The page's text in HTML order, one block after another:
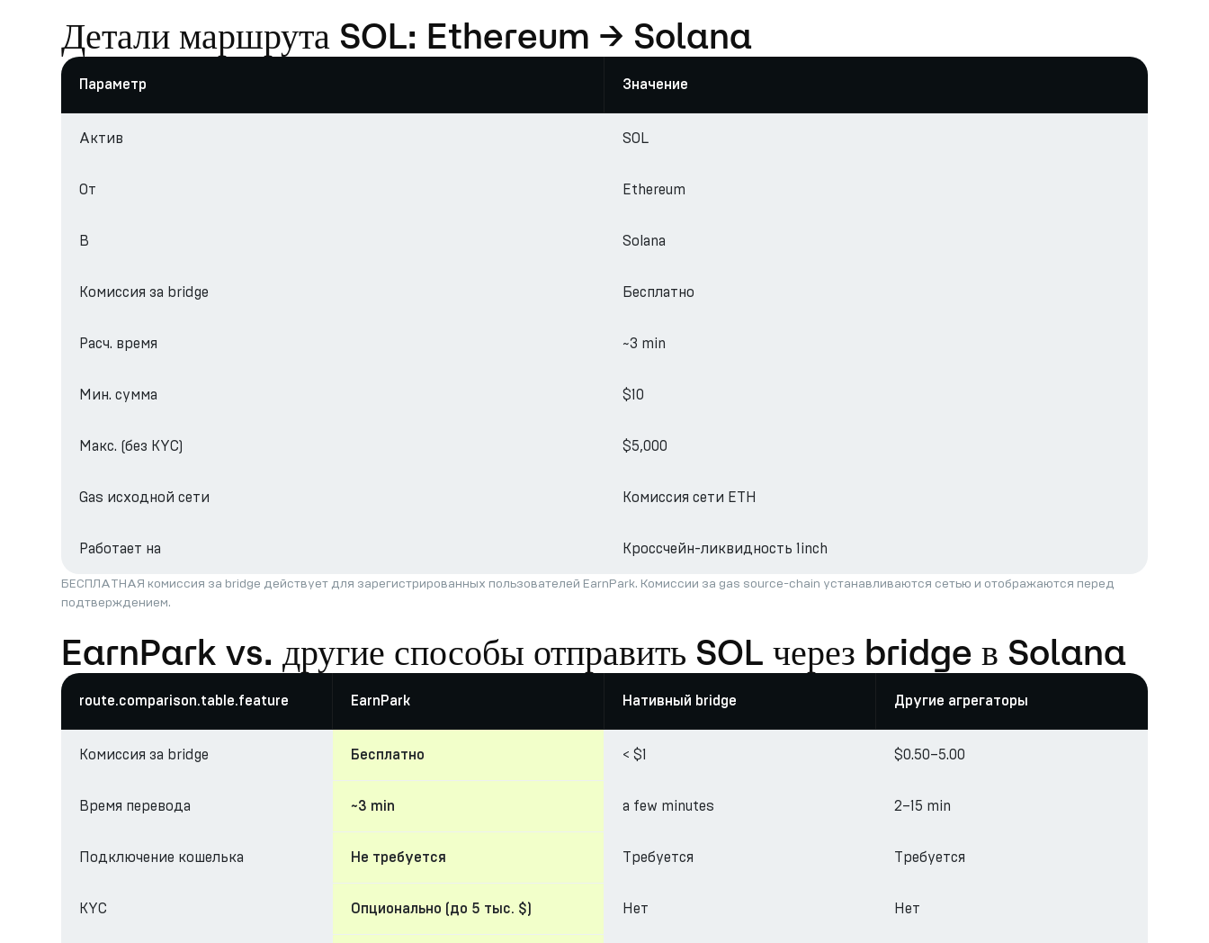
Детали маршрута SOL: Ethereum → Solana
Параметр Значение
Актив SOL
От Ethereum
В Solana
Комиссия за bridge Бесплатно
Расч. время ~3 min
Мин. сумма $10
Макс. (без KYC) $5,000
Gas исходной сети Комиссия сети ETH
Работает на Кроссчейн-ликвидность 1inch
БЕСПЛАТНАЯ комиссия за bridge действует для зарегистрированных пользователей EarnPark. Комиссии за gas source-chain устанавливаются сетью и отображаются перед
подтверждением.
EarnPark vs. другие способы отправить SOL через bridge в Solana
route.comparison.table.feature EarnPark Нативный bridge Другие агрегаторы
Комиссия за bridge Бесплатно < $1 $0.50–5.00
Время перевода ~3 min a few minutes 2–15 min
Подключение кошелька Не требуется Требуется Требуется
KYC Опционально (до 5 тыс. $) Нет Нет